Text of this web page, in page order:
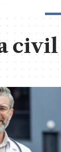
civil